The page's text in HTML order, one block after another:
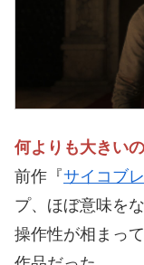
何よりも大きい
前作『サイコブ
プ、ほぼ意味を
操作性が相まっ